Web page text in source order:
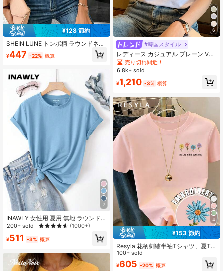
4.87 1.1M フォロワー
4.87 1.1M フォロワー
4.87
¥128 節約
SHEIN LUNE トンボ柄 ラウンドネッ
ク 半袖 カジュアルTシャツ
¥447 -22% 概算
7
INAWLY 女性用 夏用 無地 ラウンド
ネック カジュアル 半袖 Tシャツ
200+ sold (1000+)
¥511 -3% 概算
6
#韓国スタイル
レディース カジュアル プレーン Vネ
ック 半袖 Tシャツ、夏 ホワイト
売り切れ間近！
6.8k+ sold
¥1,210 -3% 概算
4
¥153 節約
Resyla 花柄刺繍半袖Tシャツ、夏T
シャツ、爽やかなレディーストップ
ス、美的Tシャツ、刺繍趣味家への贈
り物
100+ sold
¥605 -20% 概算